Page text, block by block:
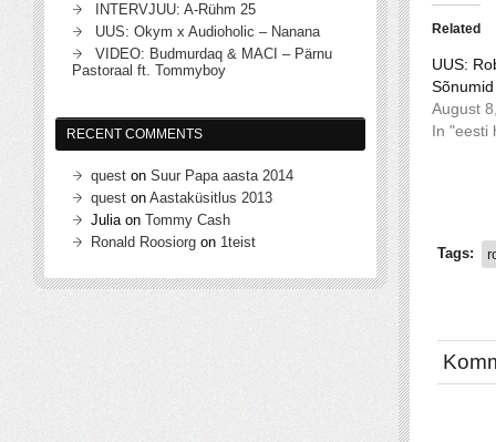
Related
UUS:
Sõnumid
August
In "eesti
Tags:
INTERVJUU: A-Rühm 25
UUS: Okym x Audioholic – Nanana
VIDEO: Budmurdaq & MACI – Pärnu
Pastoraal ft. Tommyboy
RECENT COMMENTS
quest on Suur Papa aasta 2014
quest on Aastaküsitlus 2013
Juliaon Tommy Cash
Ronald Roosiorg on 1teist